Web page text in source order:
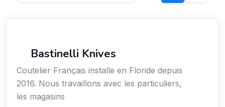
Bastinelli Knives
Coutelier Français installe en Floride depuis
2016. Nous travaillons avec les particuliers,
les magasins